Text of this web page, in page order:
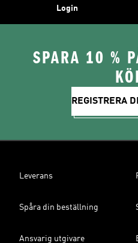
Login
SPARA 10 %
REGISTRERA
Leverans
Spåra din beställning
Ansvarig utgivare